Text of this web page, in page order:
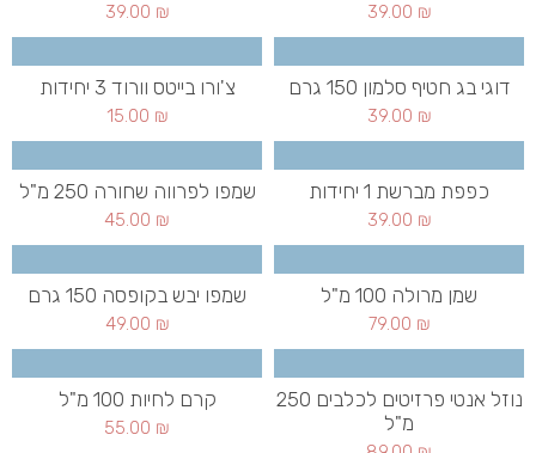
39.00 ₪
39.00 ₪
דוגי בג חטיף סלמון 150 גרם
39.00 ₪
צ'ורו בייטס וורוד 3 יחידות
15.00 ₪
כפפת מברשת 1 יחידות
39.00 ₪
שמפו לפרווה שחורה 250 מ"ל
45.00 ₪
שמן מרולה 100 מ"ל
79.00 ₪
שמפו יבש בקופסה 150 גרם
49.00 ₪
נוזל אנטי פרזיטים לכלבים 250
מ"ל
קרם לחיות 100 מ"ל
55.00 ₪